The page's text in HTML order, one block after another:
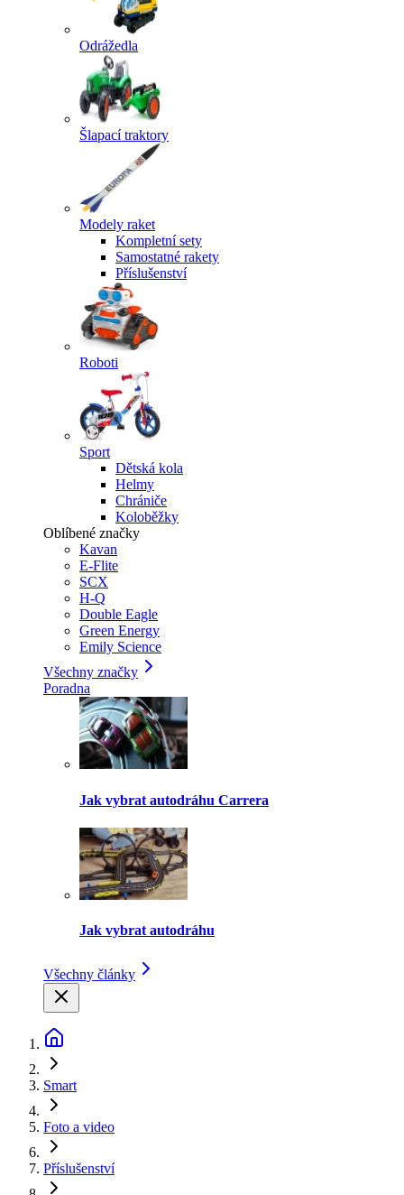
Odrážedla
Šlapací traktory
Modely raket
Kompletní sety
Samostatné rakety
Příslušenství
Roboti
Sport
Dětská kola
Helmy
Chrániče
Koloběžky
Oblíbené značky
Kavan
E-Flite
SCX
H-Q
Double Eagle
Green Energy
Emily Science
Všechny značky
Poradna
Jak vybrat autodráhu Carrera
Jak vybrat autodráhu
Všechny články
Smart
Foto a video
Příslušenství